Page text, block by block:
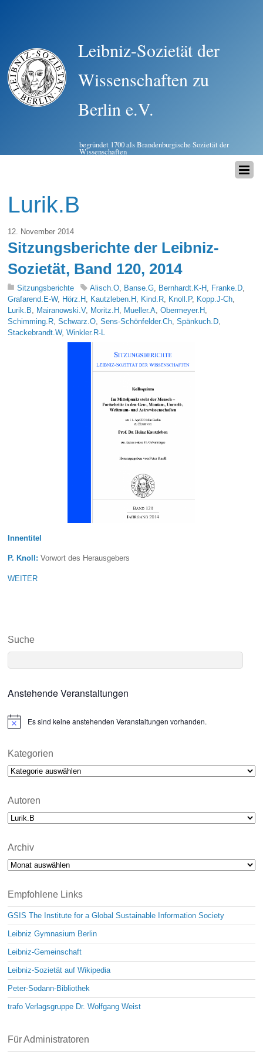
Leibniz-Sozietät der
Wissenschaften zu
Berlin e.V.
begründet 1700 als Brandenburgische Sozietät der
Wissenschaften
Lurik.B
12. November 2014
Sitzungsberichte der Leibniz-
Sozietät, Band 120, 2014
Sitzungsberichte Alisch.O, Banse.G, Bernhardt.K-H , Franke.D,
Grafarend.E-W, Hörz.H , Kautzleben.H , Kind.R, Knoll.P, Kopp.J-Ch,
Lurik.B, Mairanowski.V, Moritz.H , Mueller.A,Obermeyer.H ,
Schimming.R,Schwarz.O,Sens-Schönfelder.Ch,Spänkuch.D,
Stackebrandt.W,Winkler.R-L
Innentitel
P. Knoll: Vorwort des Herausgebers
WEITER
Suche
Anstehende Veranstaltungen
N
i
e
Es sind keine anstehenden Veranstaltungen vorhanden.
Kategorien
Kategorien
Autoren
Archiv
Archiv
Empfohlene Links
GSIS The Institute for a Global Sustainable Information Society
Leibniz Gymnasium Berlin
Leibniz-Gemeinschaft
Leibniz-Sozietät auf Wikipedia
Peter-Sodann-Bibliothek
trafo Verlagsgruppe Dr. Wolfgang Weist
Für Administratoren